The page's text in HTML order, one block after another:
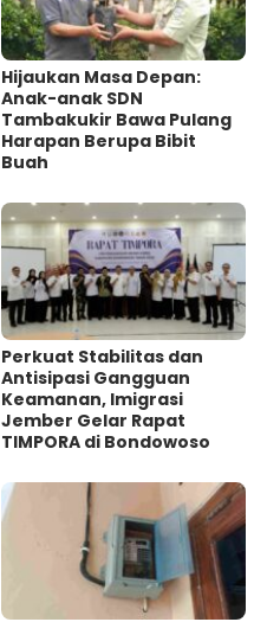
Hijaukan Masa Depan:
Anak-anak SDN
Tambakukir Bawa Pulang
Harapan Berupa Bibit
Buah
Perkuat Stabilitas dan
Antisipasi Gangguan
Keamanan, Imigrasi
Jember Gelar Rapat
TIMPORA di Bondowoso